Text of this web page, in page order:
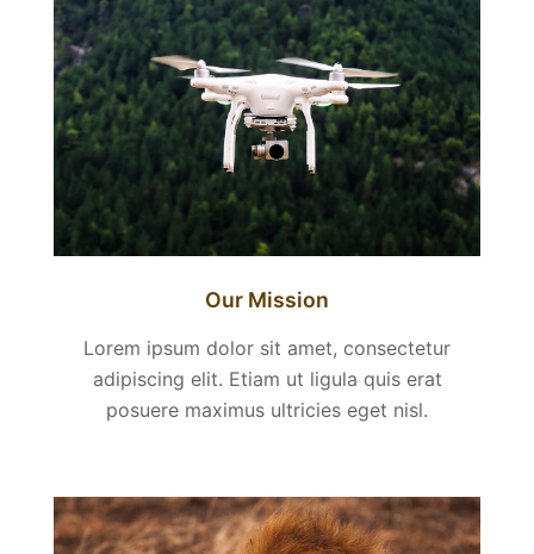
Our Mission
Lorem ipsum dolor sit amet, consectetur
adipiscing elit. Etiam ut ligula quis erat
posuere maximus ultricies eget nisl.